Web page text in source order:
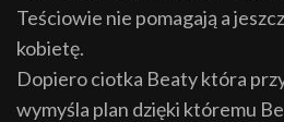
Teściowie nie pomagają a
kobietę.
Dopiero ciotka Beaty która
wymyśla plan dzięki któremu